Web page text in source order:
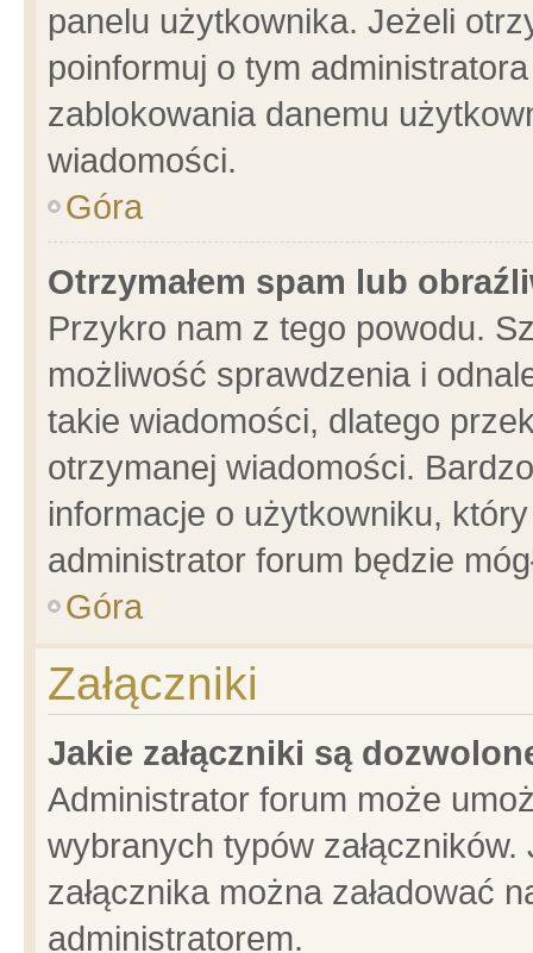
panelu użytkownika. Jeżeli
poinformuj o tym
zablokowania danemu
wiadomości.
Góra
Otrzymałem spam lub
Przykro nam z tego powodu.
możliwość sprawdzenia i
takie wiadomości, dlatego
otrzymanej wiadomości.
informacje o użytkowniku,
administrator forum będzie
Góra
Załączniki
Jakie załączniki są
Administrator forum może
wybranych typów
załącznika można załadować
administratorem.